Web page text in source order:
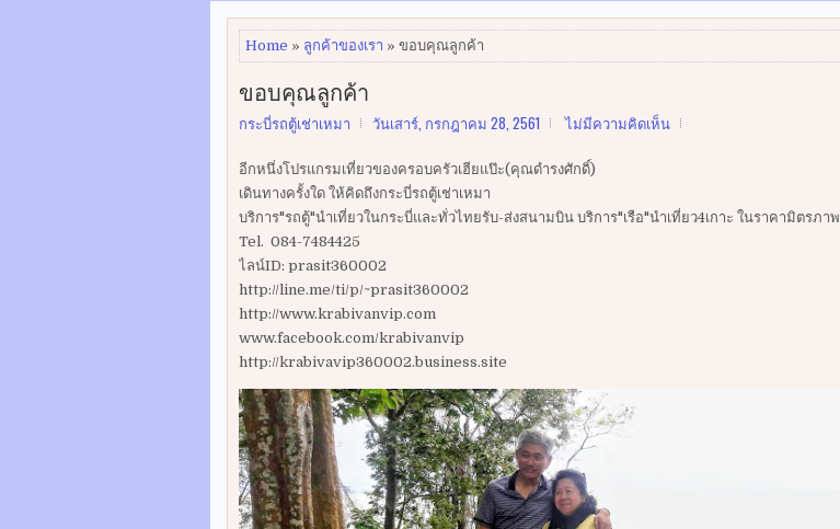
Home » ลูกค้าของเรา » ขอบคุณลูกค้า
ขอบคุณลูกค้า
กระบี่รถตู้เช่าเหมา วันเสาร์, กรกฎาคม 28, 2561 ไม่มีความคิดเห็น
อีกหนึ่งโปรแกรมเที่ยวของครอบครัวเฮียแป๊ะ(คุณดำรงศักดิ์)
เดินทางครั้งใด ให้คิดถึงกระบี่รถตู้เช่าเหมา
บริการ"รถตู้"นำเที่ยวในกระบี่และทั่วไทยรับ-ส่งสนามบิน บริการ"เรือ"นำเที่ยว4เกาะ ในราคามิตรภาพ
Tel. 084-7484425
ไลน์ID: prasit360002
http://line.me/ti/p/~prasit360002
http://www.krabivanvip.com
www.facebook.com/krabivanvip
http://krabivavip360002.business.site